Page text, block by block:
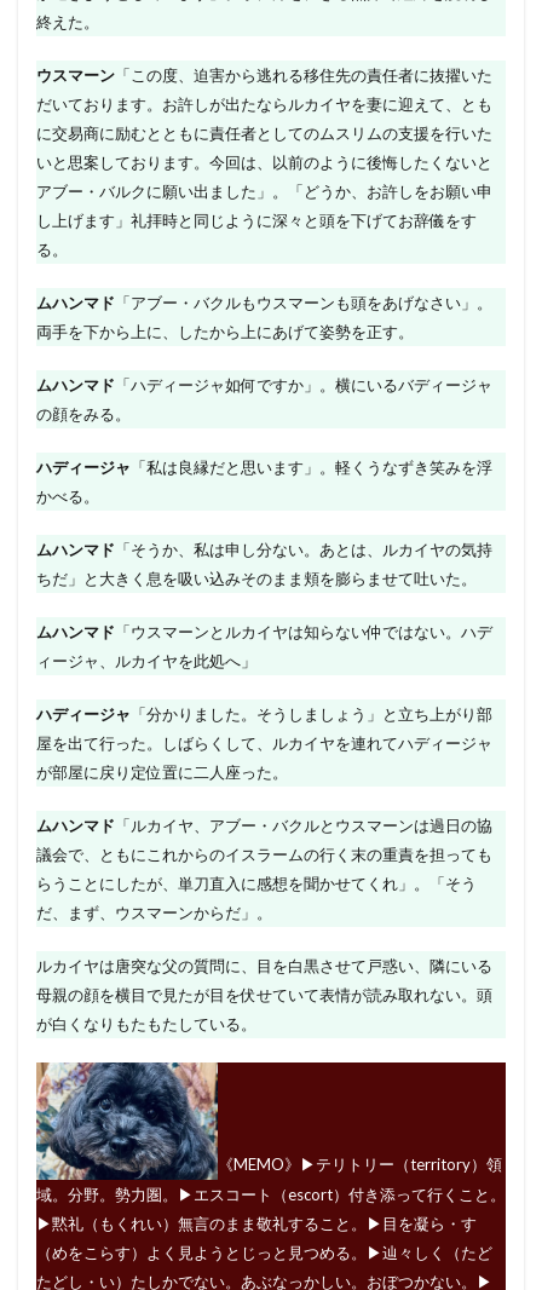
終えた。
ウスマーン 「この度、迫害から逃れる移住先の責任者に抜擢いた
だいております。お許しが出たならルカイヤを妻に迎えて、とも
に交易商に励むとともに責任者としてのムスリムの支援を行いた
いと思案しております。今回は、以前のように後悔したくないと
アブー・バルクに願い出ました」。「どうか、お許しをお願い申
し上げます」礼拝時と同じように深々と頭を下げてお辞儀をす
る。
ムハンマド 「アブー・バクルもウスマーンも頭をあげなさい」。
両手を下から上に、したから上にあげて姿勢を正す。
ムハンマド 「ハディージャ如何ですか」。横にいるバディージャ
の顔をみる。
ハディージャ 「私は良縁だと思います」。軽くうなずき笑みを浮
かべる。
ムハンマド 「そうか、私は申し分ない。あとは、ルカイヤの気持
ちだ」と大きく息を吸い込みそのまま頬を膨らませて吐いた。
ムハンマド 「ウスマーンとルカイヤは知らない仲ではない。ハデ
ィージャ、ルカイヤを此処へ」
ハディージャ 「分かりました。そうしましょう」と立ち上がり部
屋を出て行った。しばらくして、ルカイヤを連れてハディージャ
が部屋に戻り定位置に二人座った。
ムハンマド 「ルカイヤ、アブー・バクルとウスマーンは過日の協
議会で、ともにこれからのイスラームの行く末の重責を担っても
らうことにしたが、単刀直入に感想を聞かせてくれ」。「そう
だ、まず、ウスマーンからだ」。
ルカイヤは唐突な父の質問に、目を白黒させて戸惑い、隣にいる
母親の顔を横目で見たが目を伏せていて表情が読み取れない。頭
が白くなりもたもたしている。
《MEMO》▶︎テリトリー（territory）領
域。分野。勢力圏。▶︎エスコート（escort）付き添って行くこと。
▶︎黙礼（もくれい）無言のまま敬礼すること。▶︎目を凝ら・す
（めをこらす）よく見ようとじっと見つめる。▶︎辿々しく（たど
たどし・い）たしかでない。あぶなっかしい。おぼつかない。▶︎